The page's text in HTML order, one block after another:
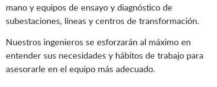
mano y equipos de ensayo y diagnóstico de
subestaciones, líneas y centros de transformación.
Nuestros ingenieros se esforzarán al máximo en
entender sus necesidades y hábitos de trabajo para
asesorarle en el equipo más adecuado.